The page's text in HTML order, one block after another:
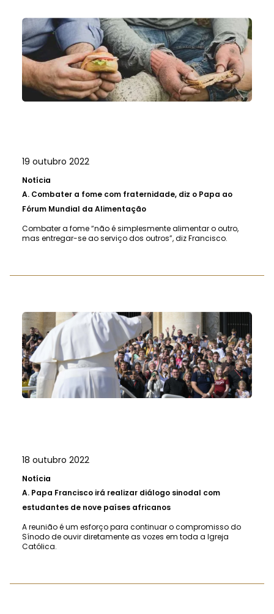
19 outubro 2022
Notícia
A. Combater a fome com fraternidade, diz o Papa ao
Fórum Mundial da Alimentação
Combater a fome “não é simplesmente alimentar o outro,
mas entregar-se ao serviço dos outros”, diz Francisco.
18 outubro 2022
Notícia
A. Papa Francisco irá realizar diálogo sinodal com
estudantes de nove países africanos
A reunião é um esforço para continuar o compromisso do
Sínodo de ouvir diretamente as vozes em toda a Igreja
Católica.